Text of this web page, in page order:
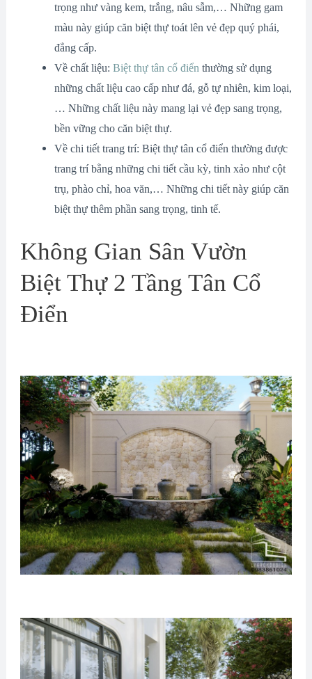
trọng như vàng kem, trắng, nâu sẫm,… Những gam
màu này giúp căn biệt thự toát lên vẻ đẹp quý phái,
đẳng cấp.
Về chất liệu:Biệt thự tân cổ điển thường sử dụng
những chất liệu cao cấp như đá, gỗ tự nhiên, kim loại,
… Những chất liệu này mang lại vẻ đẹp sang trọng,
bền vững cho căn biệt thự.
Về chi tiết trang trí: Biệt thự tân cổ điển thường được
trang trí bằng những chi tiết cầu kỳ, tinh xảo như cột
trụ, phào chỉ, hoa văn,… Những chi tiết này giúp căn
biệt thự thêm phần sang trọng, tinh tế.
Không Gian Sân Vườn
Biệt Thự 2 Tầng Tân Cổ
Điển